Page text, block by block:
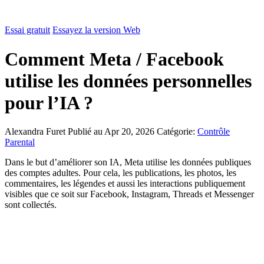
Essai gratuit Essayez la version Web
Comment Meta / Facebook
utilise les données personnelles
pour l’IA ?
Alexandra Furet Publié au Apr 20, 2026 Catégorie: Contrôle
Parental
Dans le but d’améliorer son IA, Meta utilise les données publiques
des comptes adultes. Pour cela, les publications, les photos, les
commentaires, les légendes et aussi les interactions publiquement
visibles que ce soit sur Facebook, Instagram, Threads et Messenger
sont collectés.